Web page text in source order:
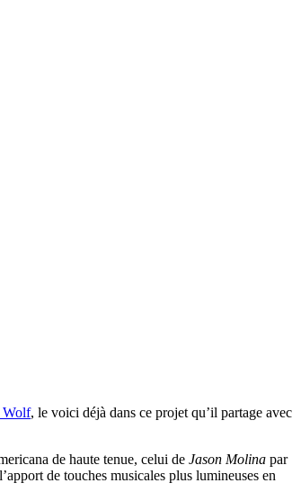
Wolf, le voici déjà dans ce projet qu’il partage avec
de haute tenue, celui de Jason Molina par
de touches musicales plus lumineuses en